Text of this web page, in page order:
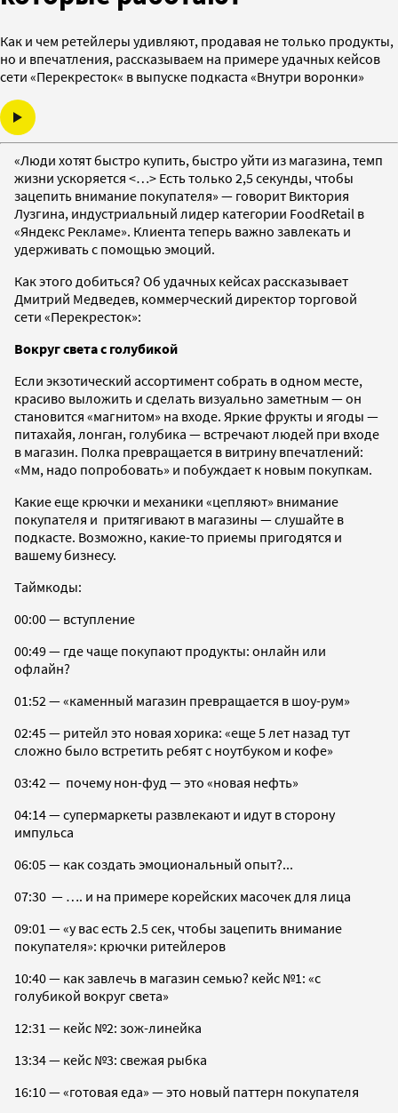
Как и чем ретейлеры удивляют, продавая не только продукты,
но и впечатления, рассказываем на примере удачных кейсов
сети «Перекресток« в выпуске подкаста «Внутри воронки»
«Люди хотят быстро купить, быстро уйти из магазина, темп
жизни ускоряется <…> Есть только 2,5 секунды, чтобы
зацепить внимание покупателя» — говорит Виктория
Лузгина, индустриальный лидер категории FoodRetail в
«Яндекс Рекламе». Клиента теперь важно завлекать и
удерживать с помощью эмоций.
Как этого добиться? Об удачных кейсах рассказывает
Дмитрий Медведев, коммерческий директор торговой
сети «Перекресток»:
Вокруг света с голубикой
Если экзотический ассортимент собрать в одном месте,
красиво выложить и сделать визуально заметным — он
становится «магнитом» на входе. Яркие фрукты и ягоды —
питахайя, лонган, голубика — встречают людей при входе
в магазин. Полка превращается в витрину впечатлений:
«Мм, надо попробовать» и побуждает к новым покупкам.
Какие еще крючки и механики «цепляют» внимание
покупателя и притягивают в магазины — слушайте в
подкасте. Возможно, какие-то приемы пригодятся и
вашему бизнесу.
Таймкоды:
00:00 — вступление
00:49 — где чаще покупают продукты: онлайн или
офлайн?
01:52 — «каменный магазин превращается в шоу-рум»
02:45 — ритейл это новая хорика: «еще 5 лет назад тут
сложно было встретить ребят с ноутбуком и кофе»
03:42 — почему нон-фуд — это «новая нефть»
04:14 — супермаркеты развлекают и идут в сторону
импульса
06:05 — как создать эмоциональный опыт?...
07:30 — …. и на примере корейских масочек для лица
09:01 — «у вас есть 2.5 сек, чтобы зацепить внимание
покупателя»: крючки ритейлеров
10:40 — как завлечь в магазин семью? кейс №1: «с
голубикой вокруг света»
12:31 — кейс №2: зож-линейка
13:34 — кейс №3: свежая рыбка
16:10 — «готовая еда» — это новый паттерн покупателя